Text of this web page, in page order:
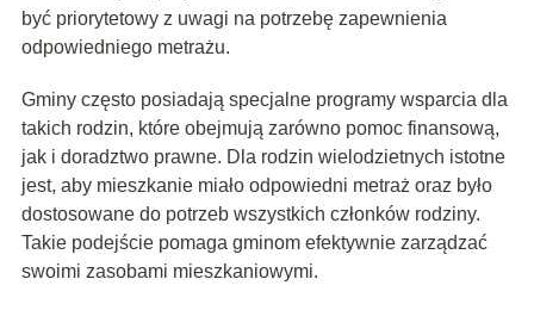
być priorytetowy z uwagi na potrzebę zapewnienia
odpowiedniego metrażu.
Gminy często posiadają specjalne programy wsparcia dla
takich rodzin, które obejmują zarówno pomoc finansową,
jak i doradztwo prawne. Dla rodzin wielodzietnych istotne
jest, aby mieszkanie miało odpowiedni metraż oraz było
dostosowane do potrzeb wszystkich członków rodziny.
Takie podejście pomaga gminom efektywnie zarządzać
swoimi zasobami mieszkaniowymi.